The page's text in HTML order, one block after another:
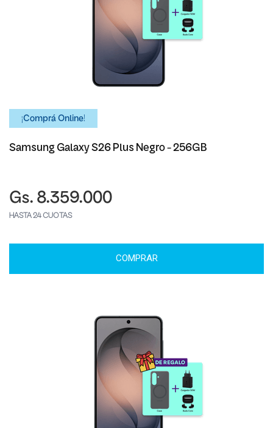
¡Comprá Online!
Samsung Galaxy S26 Plus Negro - 256GB
Gs. 8.359.000
HASTA 24 CUOTAS
COMPRAR